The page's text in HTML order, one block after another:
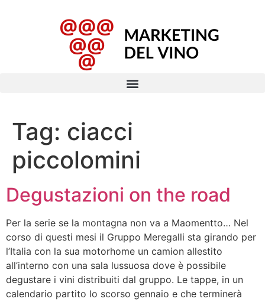
Tag: ciacci
piccolomini
Degustazioni on the road
Per la serie se la montagna non va a Maomentto… Nel
corso di questi mesi il Gruppo Meregalli sta girando per
l’Italia con la sua motorhome un camion allestito
all’interno con una sala lussuosa dove è possibile
degustare i vini distribuiti dal gruppo. Le tappe, in un
calendario partito lo scorso gennaio e che terminerà